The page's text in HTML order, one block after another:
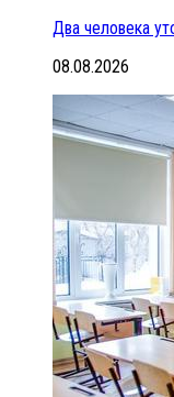
Два человека
08.08.2026